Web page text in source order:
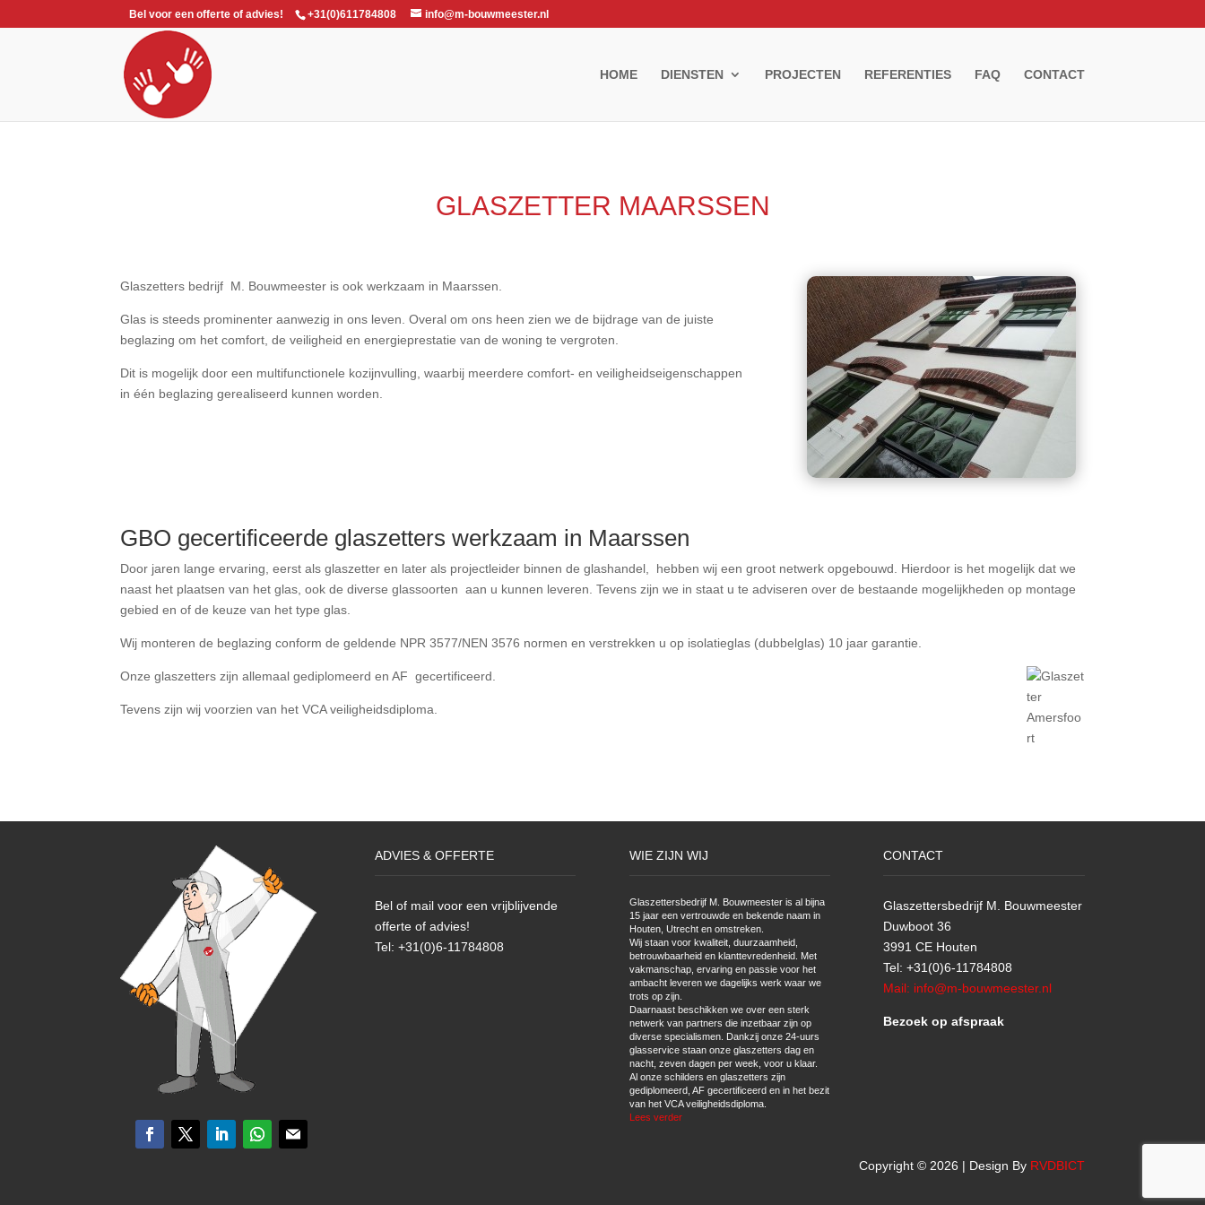
Bel voor een offerte of advies! +31(0)611784808 info@m-bouwmeester.nl
HOME DIENSTEN PROJECTEN REFERENTIES FAQ CONTACT
GLASZETTER MAARSSEN
Glaszetters bedrijf M. Bouwmeester is ook werkzaam in Maarssen.
Glas is steeds prominenter aanwezig in ons leven. Overal om ons heen zien we de bijdrage van de juiste
beglazing om het comfort, de veiligheid en energieprestatie van de woning te vergroten.
Dit is mogelijk door een multifunctionele kozijnvulling, waarbij meerdere comfort- en veiligheidseigenschappen
in één beglazing gerealiseerd kunnen worden.
GBO gecertificeerde glaszetters werkzaam in Maarssen
Door jaren lange ervaring, eerst als glaszetter en later als projectleider binnen de glashandel, hebben wij een groot netwerk opgebouwd. Hierdoor is het mogelijk dat we
naast het plaatsen van het glas, ook de diverse glassoorten aan u kunnen leveren. Tevens zijn we in staat u te adviseren over de bestaande mogelijkheden op montage
gebied en of de keuze van het type glas.
Wij monteren de beglazing conform de geldende NPR 3577/NEN 3576 normen en verstrekken u op isolatieglas (dubbelglas) 10 jaar garantie.
Onze glaszetters zijn allemaal gediplomeerd en AF gecertificeerd.
Tevens zijn wij voorzien van het VCA veiligheidsdiploma.
ADVIES & OFFERTE
Bel of mail voor een vrijblijvende
offerte of advies!
Tel: +31(0)6-11784808
WIE ZIJN WIJ
Glaszettersbedrijf M. Bouwmeester is al bijna
15 jaar een vertrouwde en bekende naam in
Houten, Utrecht en omstreken.
Wij staan voor kwaliteit, duurzaamheid,
betrouwbaarheid en klanttevredenheid. Met
vakmanschap, ervaring en passie voor het
ambacht leveren we dagelijks werk waar we
trots op zijn.
Daarnaast beschikken we over een sterk
netwerk van partners die inzetbaar zijn op
diverse specialismen. Dankzij onze 24-uurs
glasservice staan onze glaszetters dag en
nacht, zeven dagen per week, voor u klaar.
Al onze schilders en glaszetters zijn
gediplomeerd, AF gecertificeerd en in het bezit
van het VCA veiligheidsdiploma.
Lees verder
CONTACT
Glaszettersbedrijf M. Bouwmeester
Duwboot 36
3991 CE Houten
Tel: +31(0)6-11784808
Mail: info@m-bouwmeester.nl
Bezoek op afspraak
Copyright © 2026 | Design By RVDBICT